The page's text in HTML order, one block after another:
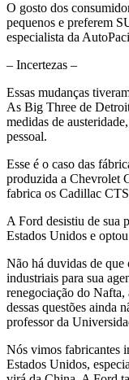
O gosto dos
pequenos e preferem
especialista da
– Incertezas –
Essas mudanças
As Big Three de
medidas de
pessoal.
Esse é o caso das
produzida a Chevrolet
fabrica os Cadillac
A Ford desistiu de sua
Estados Unidos e
Não há duvidas de que
industriais para sua
renegociação do
dessas questões ainda
professor da
Nós vimos fabricantes
Estados Unidos,